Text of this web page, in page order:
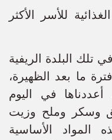
للأسر الأكثر
تلك البلدة الريفية
ما بعد الظهيرة،
أعددناها في اليوم
وسكر وملح وزيت
الأساسية